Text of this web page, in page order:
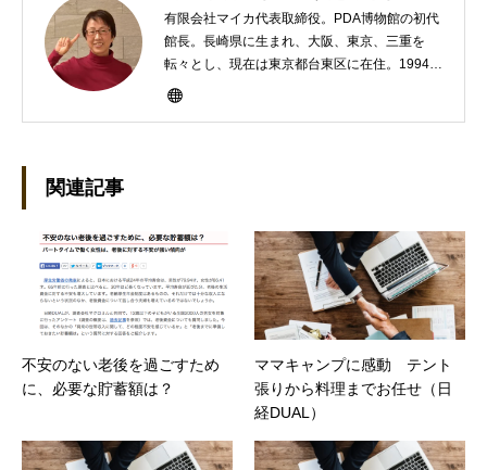
有限会社マイカ代表取締役。PDA博物館の初代
館長。長崎県に生まれ、大阪、東京、三重を
転々とし、現在は東京都台東区に在住。1994年
にHP100LXと出会ったのをきかっけに、フリ
制作。プライベートでは、井上円了哲学塾の第
一期修了生として「哲学カフェ＠神保町」の世
話人、2020年以降は「なごテツ」のオンライン
カフェの世話人を務める。趣味は考えること。
関連記事
不安のない老後を過ごすため
に、必要な貯蓄額は？
ママキャンプに感動 テント
張りから料理までお任せ（日
経DUAL）